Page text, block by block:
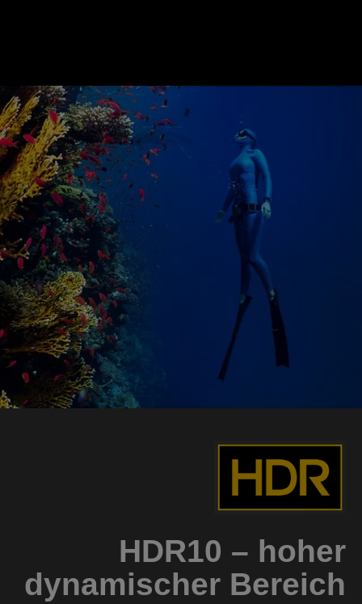
HDR10 – hoher
dynamischer Bereich